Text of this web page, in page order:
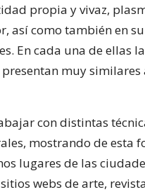
propia y vivaz,
así como también en
En cada una de ellas
muy
con distintas
mostrando de esta
lugares de las
webs de arte,